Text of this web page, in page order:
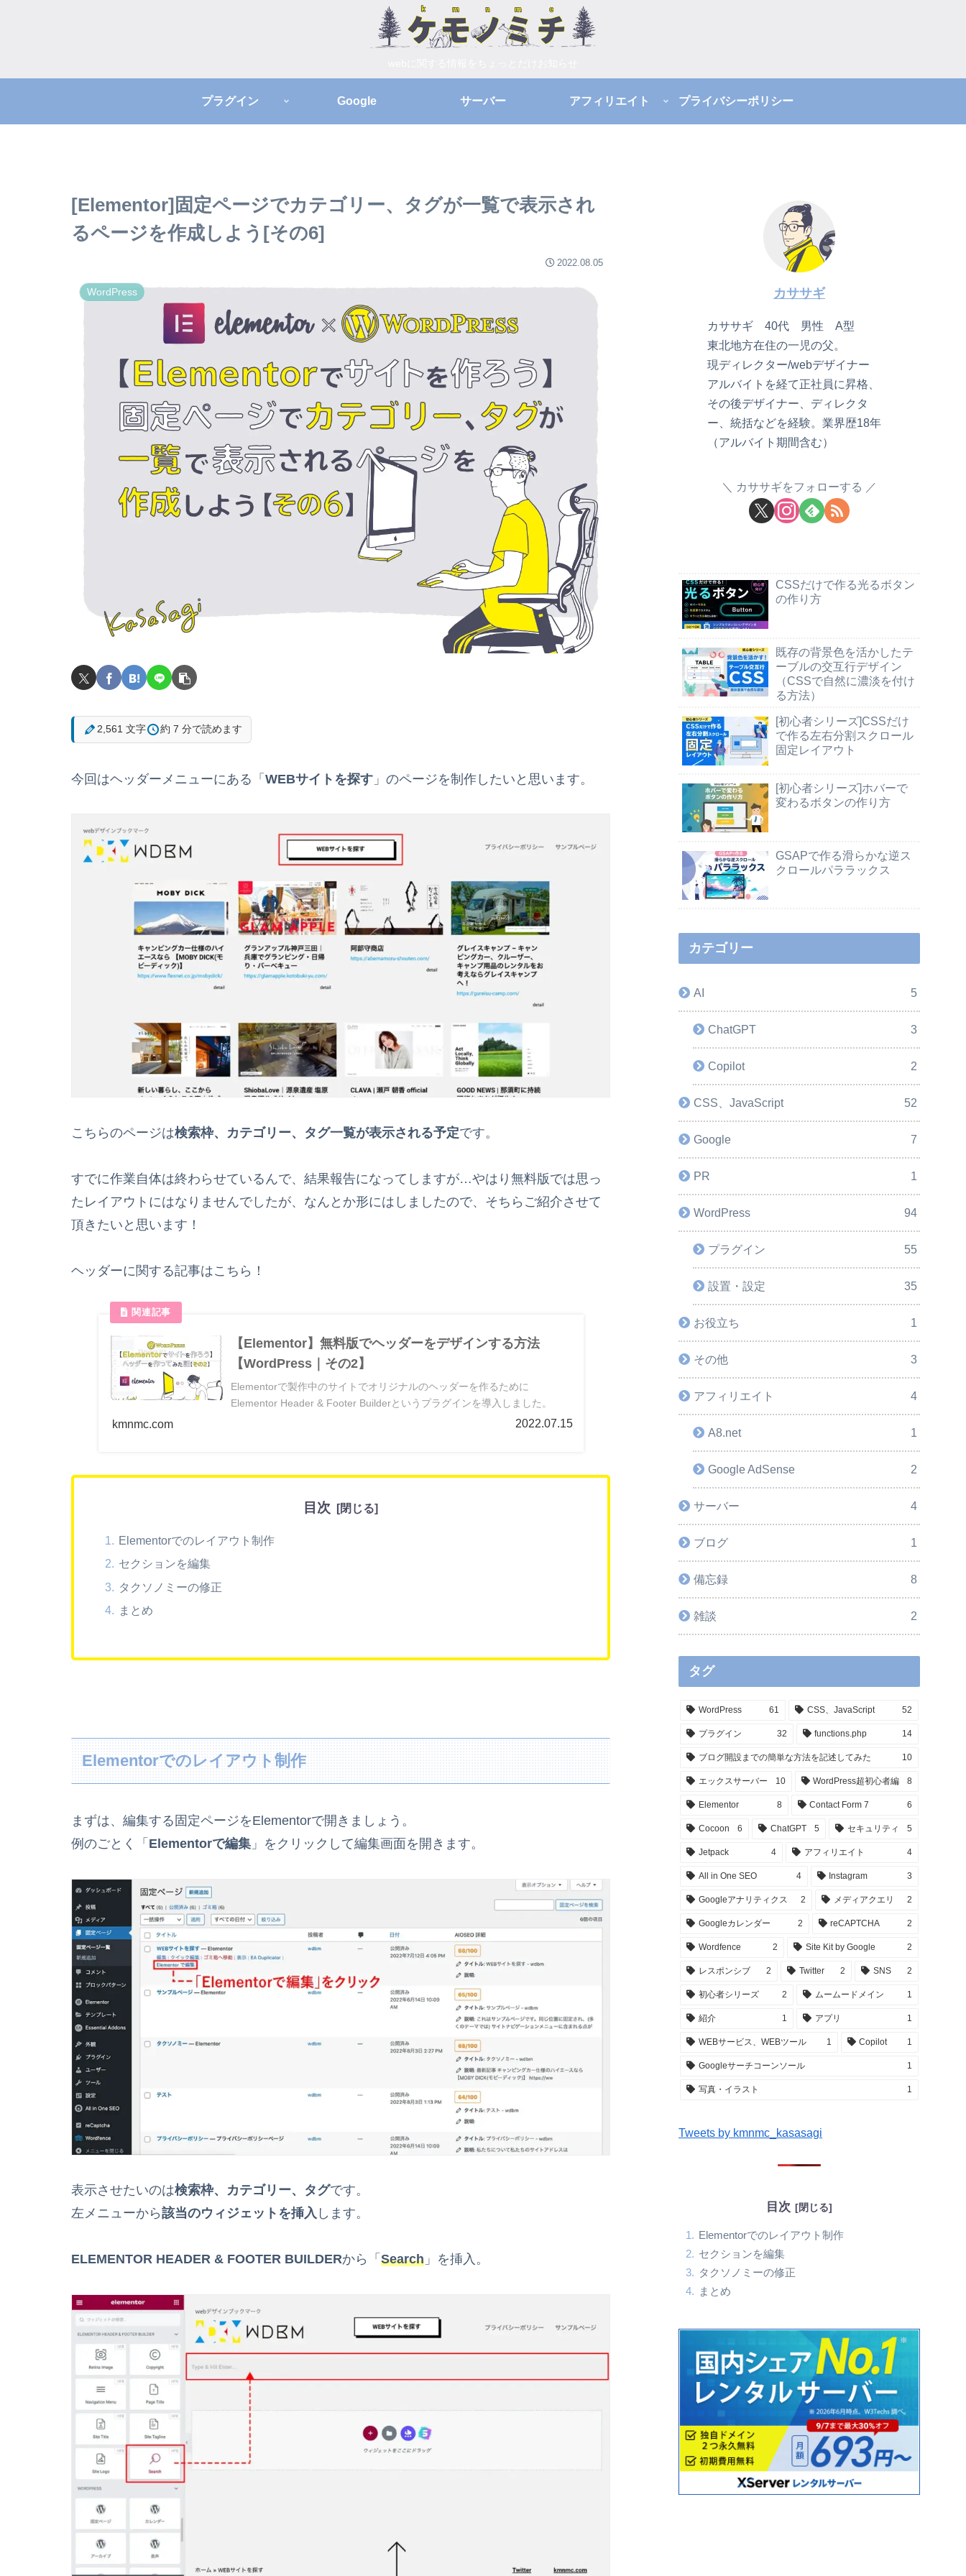
プラグイン Google サーバー アフィリエイト プライバシーポリシー
[Elementor]固定ページでカテゴリー、タグが一覧で表示され
るページを作成しよう[その6]
2022.08.05
WordPress
2,561 文字 約 7 分で読めます
今回はヘッダーメニューにある「 WEBサイトを探す 」のページを制作したいと思います。
こちらのページは検索枠、カテゴリー、タグ一覧が表示される予定です。
すでに作業自体は終わらせているんで、結果報告になってしますが…やはり無料版では思っ
たレイアウトにはなりませんでしたが、なんとか形にはしましたので、そちらご紹介させて
頂きたいと思います！
ヘッダーに関する記事はこちら！
【Elementor】無料版でヘッダーをデザインする方法
【WordPress｜その2】
Elementorで製作中のサイトでオリジナルのヘッダーを作るために
Elementor Header & Footer Builderというプラグインを導入しました。
kmnmc.com 2022.07.15
目次
Elementorでのレイアウト制作
セクションを編集
タクソノミーの修正
まとめ
Elementorでのレイアウト制作
まずは、編集する固定ページをElementorで開きましょう。
例のごとく「 Elementorで編集 」をクリックして編集画面を開きます。
表示させたいのは検索枠、カテゴリー、タグです。
左メニューから該当のウィジェットを挿入 します。
ELEMENTOR HEADER & FOOTER BUILDERから「 Search 」を挿入。
カササギ
カササギ 40代 男性 A型
東北地方在住の一児の父。
現ディレクター/webデザイナー
アルバイトを経て正社員に昇格、
その後デザイナー、ディレクタ
ー、統括などを経験。業界歴18年
（アルバイト期間含む）
カササギをフォローする
CSSだけで作る光るボタン
の作り方
既存の背景色を活かしたテ
ーブルの交互行デザイン
（CSSで自然に濃淡を付け
る方法）
[初心者シリーズ]CSSだけ
で作る左右分割スクロール
固定レイアウト
[初心者シリーズ]ホバーで
変わるボタンの作り方
GSAPで作る滑らかな逆ス
クロールパララックス
カテゴリー
AI 5
ChatGPT 3
Copilot 2
CSS、JavaScript 52
Google 7
PR 1
WordPress 94
プラグイン 55
設置・設定 35
お役立ち 1
その他 3
アフィリエイト 4
A8.net 1
Google AdSense 2
サーバー 4
ブログ 1
備忘録 8
雑談 2
タグ
WordPress 61 CSS、JavaScript 52
プラグイン 32 functions.php 14
ブログ開設までの簡単な方法を記述してみた 10
エックスサーバー 10 WordPress超初心者編 8
Elementor 8 Contact Form 7 6
Cocoon 6 ChatGPT 5 セキュリティ 5
Jetpack 4 アフィリエイト 4
All in One SEO 4 Instagram 3
Googleアナリティクス 2 メディアクエリ 2
Googleカレンダー 2 reCAPTCHA 2
Wordfence 2 Site Kit by Google 2
レスポンシブ 2 Twitter 2 SNS 2
初心者シリーズ 2 ムームードメイン 1
紹介 1 アプリ 1
WEBサービス、WEBツール 1 Copilot 1
Googleサーチコーンソール 1
写真・イラスト 1
Tweets by kmnmc_kasasagi
目次
Elementorでのレイアウト制作
セクションを編集
タクソノミーの修正
まとめ